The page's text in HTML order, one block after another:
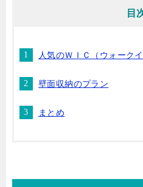
目
人気のＷＩＣ（ウォーク
壁面収納のプラン
まとめ